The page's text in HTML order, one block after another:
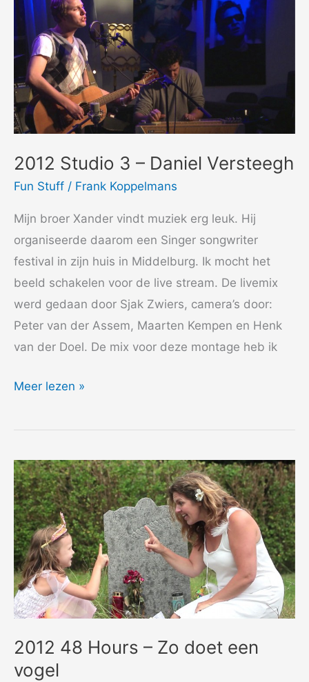
2012 Studio 3 – Daniel Versteegh
Fun Stuff / Frank Koppelmans
Mijn broer Xander vindt muziek erg leuk. Hij
organiseerde daarom een Singer songwriter
festival in zijn huis in Middelburg. Ik mocht het
beeld schakelen voor de live stream. De livemix
werd gedaan door Sjak Zwiers, camera’s door:
Peter van der Assem, Maarten Kempen en Henk
van der Doel. De mix voor deze montage heb ik
2012
3
Daniel
Versteegh
Meer lezen »
2012 48 Hours – Zo doet een
vogel